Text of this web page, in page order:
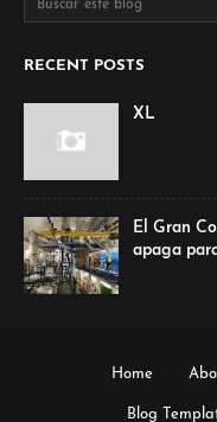
RECENT POSTS
XL
El Gran
apaga
Home
Blog